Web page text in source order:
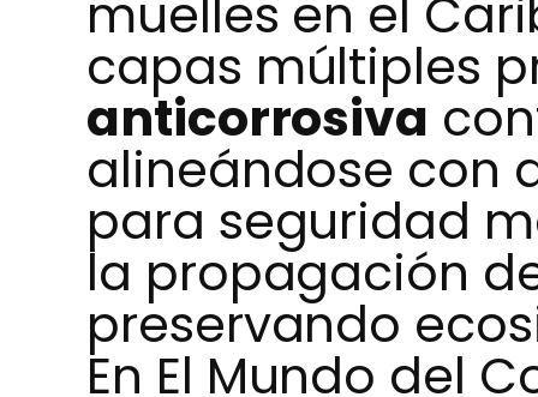
muelles en el
capas múltiples
anticorrosiva
alineándose con
para seguridad
la propagación
preservando
En El Mundo del